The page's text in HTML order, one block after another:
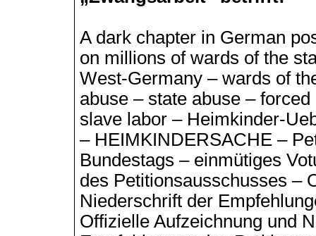
A dark chapter in German
on millions of wards of the
West-Germany – wards of
abuse – state abuse –
slave labor – Heimkinder-
– HEIMKINDERSACHE –
Bundestags – einmütiges
des Petitionsausschusses –
Niederschrift der
Offizielle Aufzeichnung und